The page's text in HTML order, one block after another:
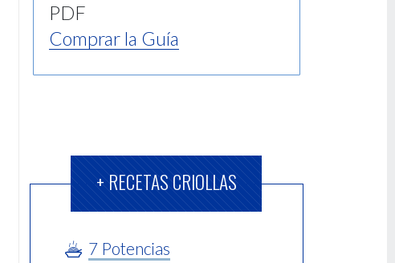
PDF
Comprar la Guía
+ RECETAS CRIOLLAS
7 Potencias